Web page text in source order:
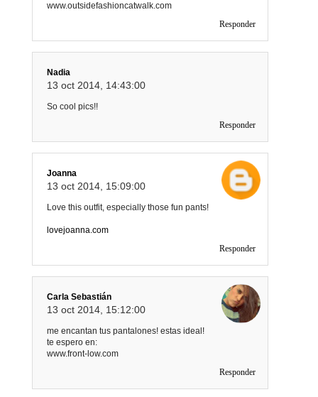
www.outsidefashioncatwalk.com
Responder
Nadia
13 oct 2014, 14:43:00
So cool pics!!
Responder
Joanna
13 oct 2014, 15:09:00
Love this outfit, especially those fun pants!
lovejoanna.com
Responder
Carla Sebastián
13 oct 2014, 15:12:00
me encantan tus pantalones! estas ideal!
te espero en:
www.front-low.com
Responder